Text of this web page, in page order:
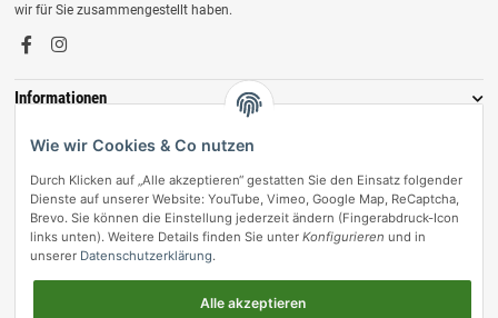
wir für Sie zusammengestellt haben.
Informationen
Zahlungsmöglichkeiten
Wie wir Cookies & Co nutzen
Durch Klicken auf „Alle akzeptieren“ gestatten Sie den Einsatz folgender
Dienste auf unserer Website: YouTube, Vimeo, Google Map, ReCaptcha,
Brevo. Sie können die Einstellung jederzeit ändern (Fingerabdruck-Icon
links unten). Weitere Details finden Sie unter Konfigurieren und in
unserer Datenschutzerklärung.
Alle akzeptieren